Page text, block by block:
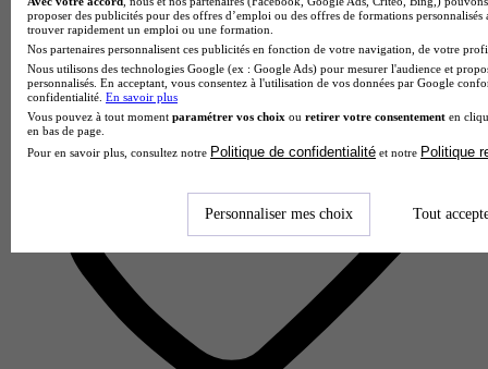
proposer des publicités pour des offres d’emploi ou des offres de formations
trouver rapidement un emploi ou une formation.
Nos partenaires personnalisent ces publicités en fonction de votre navigation, de votre
Nous utilisons des technologies Google (ex : Google Ads) pour mesurer l'audience et
personnalisés. En acceptant, vous consentez à l'utilisation de vos données par Google
confidentialité. En savoir plus
Vous pouvez à tout moment paramétrer vos choix ou retirer votre consentement en
en bas de page.
Pour en savoir plus, consultez notre Politique de confidentialité et notre Politique
Personnaliser mes choix Tout